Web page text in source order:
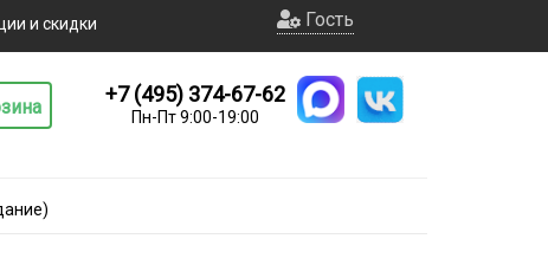
и скидки Гость
+7 (495) 374-67-62
Пн-Пт 9:00-19:00